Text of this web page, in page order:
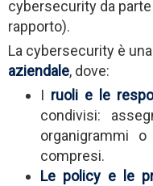
cybersecurity da
rapporto).
La cybersecurity è
aziendale, dove:
I ruoli e le
condivisi:
organigrammi
compresi.
Le policy e le